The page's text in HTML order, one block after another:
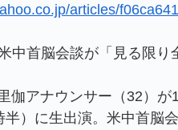
articles/
米中首脳会談が「見る限
伽アナウンサー（32）が
半）に生出演。米中首脳